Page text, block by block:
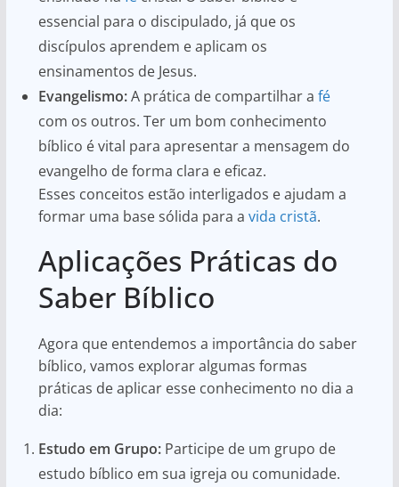
essencial para o discipulado, já que os
discípulos aprendem e aplicam os
ensinamentos de Jesus.
Evangelismo:A prática de compartilhar a fé
com os outros. Ter um bom conhecimento
bíblico é vital para apresentar a mensagem do
evangelho de forma clara e eficaz.
Esses conceitos estão interligados e ajudam a
formar uma base sólida para a vida cristã.
Aplicações Práticas do
Saber Bíblico
Agora que entendemos a importância do saber
bíblico, vamos explorar algumas formas
práticas de aplicar esse conhecimento no dia a
dia:
Estudo em Grupo:Participe de um grupo de
estudo bíblico em sua igreja ou comunidade.